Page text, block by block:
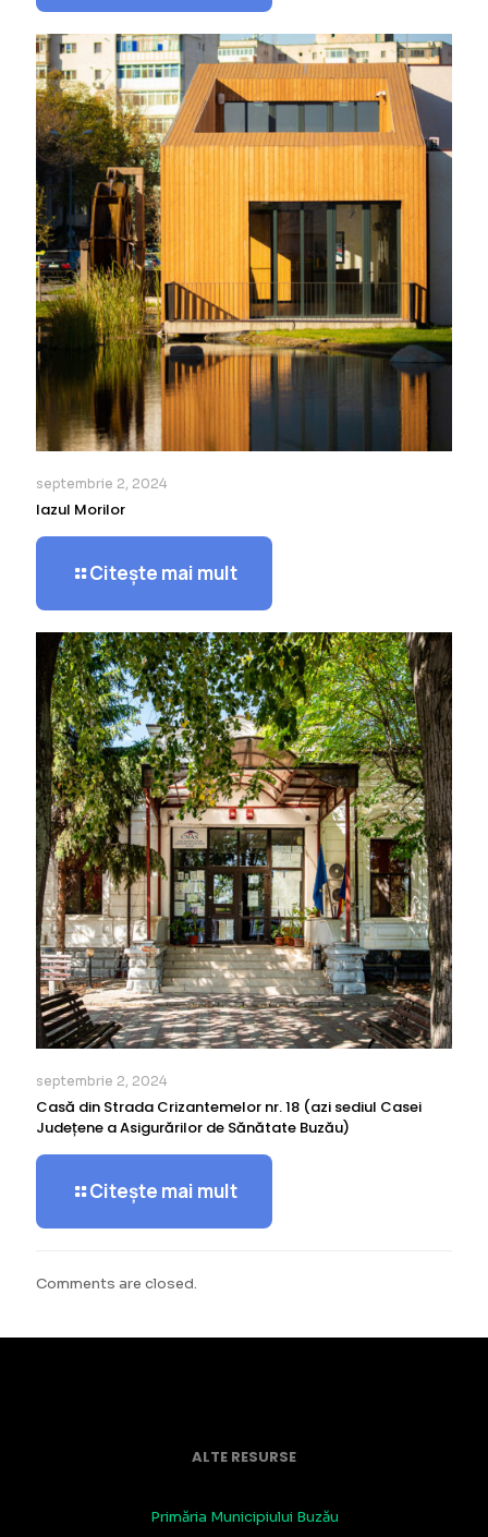
septembrie 2, 2024
Iazul Morilor
Citește mai mult
septembrie 2, 2024
Casă din Strada Crizantemelor nr. 18 (azi sediul Casei
Județene a Asigurărilor de Sănătate Buzău)
Citește mai mult
Comments are closed.
ALTE RESURSE
Primăria Municipiului Buzău